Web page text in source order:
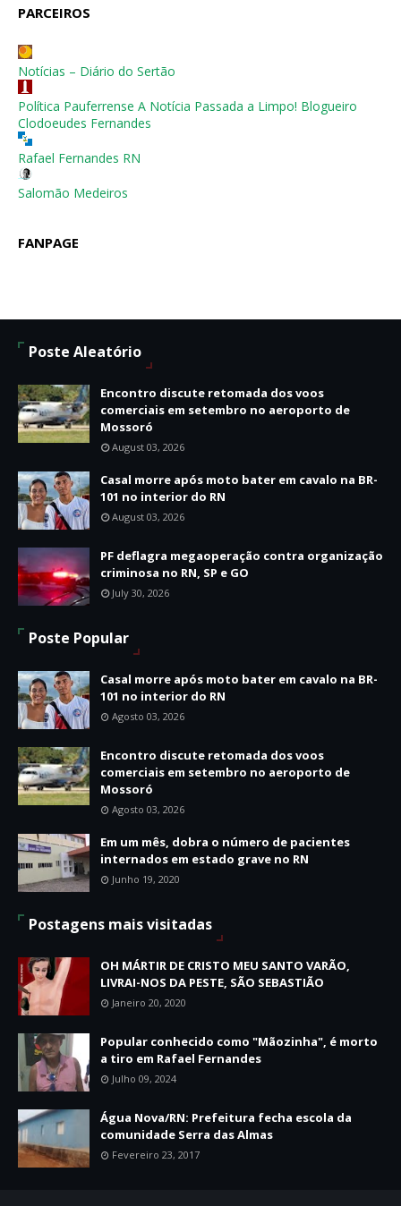
PARCEIROS
Notícias – Diário do Sertão
Política Pauferrense A Notícia Passada a Limpo! Blogueiro
Clodoeudes Fernandes
Rafael Fernandes RN
Salomão Medeiros
FANPAGE
Poste Aleatório
Encontro discute retomada dos voos
comerciais em setembro no aeroporto de
Mossoró
August 03, 2026
Casal morre após moto bater em cavalo na BR-
101 no interior do RN
August 03, 2026
PF deflagra megaoperação contra organização
criminosa no RN, SP e GO
July 30, 2026
Poste Popular
Casal morre após moto bater em cavalo na BR-
101 no interior do RN
Agosto 03, 2026
Encontro discute retomada dos voos
comerciais em setembro no aeroporto de
Mossoró
Agosto 03, 2026
Em um mês, dobra o número de pacientes
internados em estado grave no RN
Junho 19, 2020
Postagens mais visitadas
OH MÁRTIR DE CRISTO MEU SANTO VARÃO,
LIVRAI-NOS DA PESTE, SÃO SEBASTIÃO
Janeiro 20, 2020
Popular conhecido como "Mãozinha", é morto
a tiro em Rafael Fernandes
Julho 09, 2024
Água Nova/RN: Prefeitura fecha escola da
comunidade Serra das Almas
Fevereiro 23, 2017